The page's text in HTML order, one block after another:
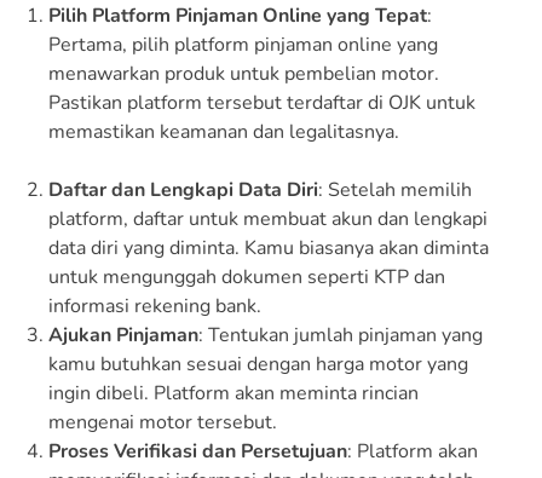
Pilih Platform Pinjaman Online yang Tepat:
Pertama, pilih platform pinjaman online yang
menawarkan produk untuk pembelian motor.
Pastikan platform tersebut terdaftar di OJK untuk
memastikan keamanan dan legalitasnya.
Daftar dan Lengkapi Data Diri: Setelah memilih
platform, daftar untuk membuat akun dan lengkapi
data diri yang diminta. Kamu biasanya akan diminta
untuk mengunggah dokumen seperti KTP dan
informasi rekening bank.
Ajukan Pinjaman: Tentukan jumlah pinjaman yang
kamu butuhkan sesuai dengan harga motor yang
ingin dibeli. Platform akan meminta rincian
mengenai motor tersebut.
Proses Verifikasi dan Persetujuan: Platform akan